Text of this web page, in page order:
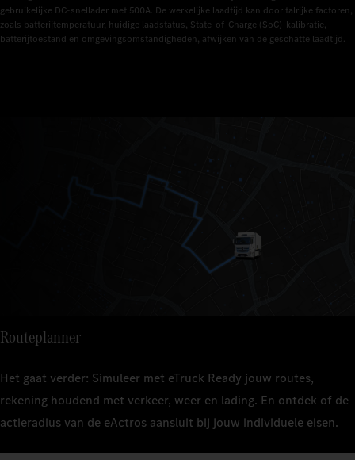
gebruikelijke DC-snellader met 500A. De werkelijke laadtijd kan door talrijke factoren,
zoals batterijtemperatuur, huidige laadstatus, State-of-Charge (SoC)-kalibratie,
batterijtoestand en omgevingsomstandigheden, afwijken van de geschatte laadtijd.
Routeplanner
Het gaat verder: Simuleer met eTruck Ready jouw routes,
rekening houdend met verkeer, weer en lading. En ontdek of de
actieradius van de eActros aansluit bij jouw individuele eisen.